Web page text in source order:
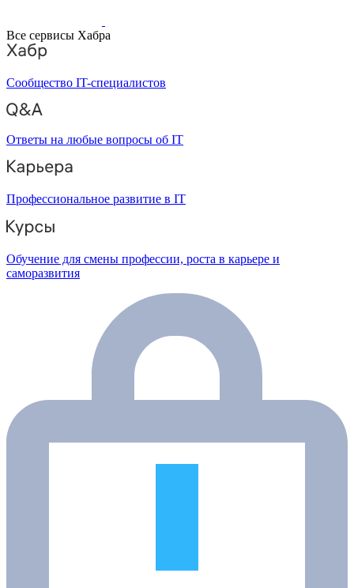
Все сервисы Хабра
Сообщество IT-специалистов
Ответы на любые вопросы об IT
Профессиональное развитие в IT
Обучение для смены профессии, роста в карьере и
саморазвития